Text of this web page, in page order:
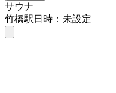
サウナ
竹橋駅日時：未設定